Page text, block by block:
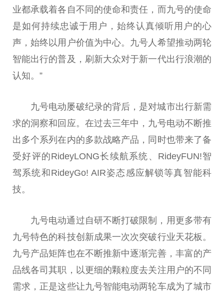
业都承载着各自不同的使命和责任，而九号的使命
是如何持续忠诚于用户，始终认真倾听用户的心
声，始终以用户价值为中心。九号人希望推动两轮
智能出行的普及，刷新大众对于新一代出行浪潮的
认知。”
九号电动屡破纪录的背后，是对城市出行新需
求的洞察和回应。在过去三年中，九号电动不断推
出多个系列在内的多款战略产品，同时也带来了备
受好评的RideyLONG长续航系统、RideyFUN!智
驾系统和RideyGo! AIR姿态感应解锁等真智能科
技。
九号电动通过自研不断打破限制，用更多带有
九号特色的科技创新成果一次次突破行业天花板。
九号产品矩阵也在不断推新中逐渐完善，丰富的产
品线各司其职，以更细的颗粒度去关注用户的不同
需求，正是这些让九号智能电动两轮车成为了城市